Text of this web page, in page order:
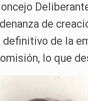
de
definitivo de la
lo que